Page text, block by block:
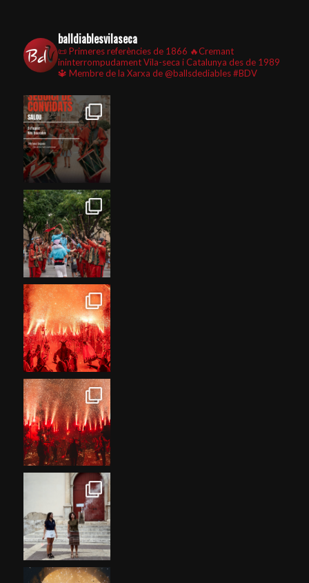
balldiablesvilaseca
📜 Primeres referències de 1866 🔥Cremant
ininterrompudament Vila-seca i Catalunya des de 1989
🔱 Membre de la Xarxa de @ballsdediables#BDV